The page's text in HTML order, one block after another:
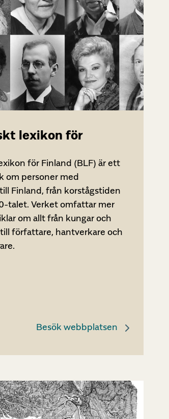
lexikon för
för Finland (BLF) är ett
om personer med
Finland, från korstågstiden
talet. Verket omfattar mer
om allt från kungar och
författare, hantverkare och
Besök webbplatsen